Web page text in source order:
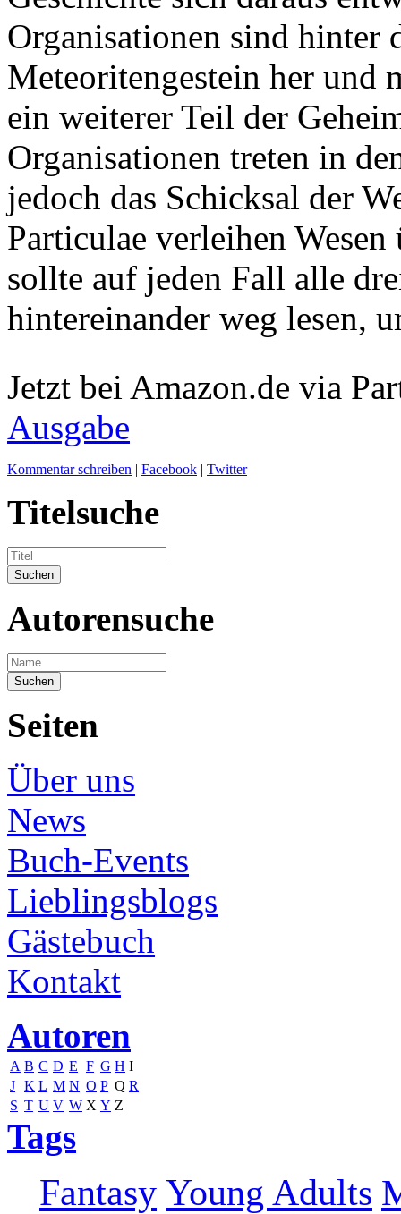
Organisationen sind hinter
Meteoritengestein her und
ein weiterer Teil der
Organisationen treten in
jedoch das Schicksal der
Particulae verleihen
sollte auf jeden Fall alle
hintereinander weg lesen,
Jetzt bei Amazon.de via
Ausgabe
Kommentar schreiben | Facebook | Twitter
Titelsuche
Autorensuche
Seiten
Über uns
News
Buch-Events
Lieblingsblogs
Gästebuch
Kontakt
Autoren
A B C D E F G H I
J K L M N O P Q R
S T U V W X Y Z
Tags
Fantasy Young Adults